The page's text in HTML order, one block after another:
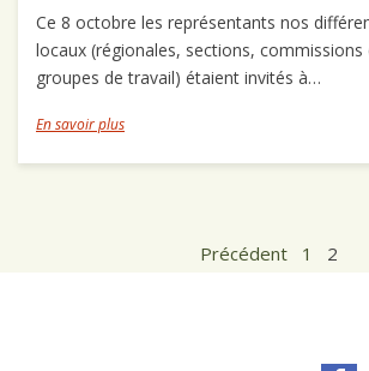
Ce 8 octobre les représentants nos
locaux (régionales, sections,
groupes de travail) étaient invités à…
En savoir plus
Précédent 1 2